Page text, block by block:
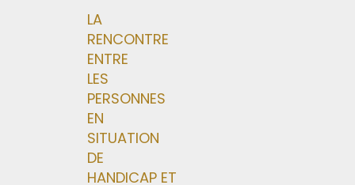
LA
RENCONTRE
ENTRE
LES
PERSONNES
EN
SITUATION
DE
HANDICAP ET